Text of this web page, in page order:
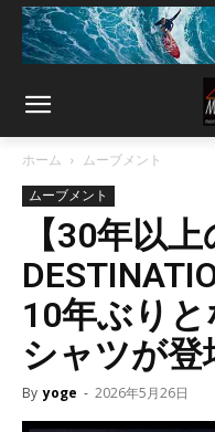
ホーム
ムーブメント
ムーブメント
【30年以
10年ぶり
シャツが登
By yoge - 2026年5月26日